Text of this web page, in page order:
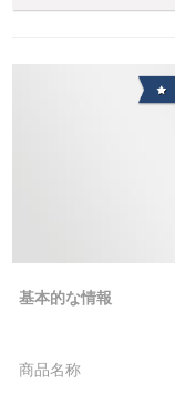
基本的な情報
商品名称